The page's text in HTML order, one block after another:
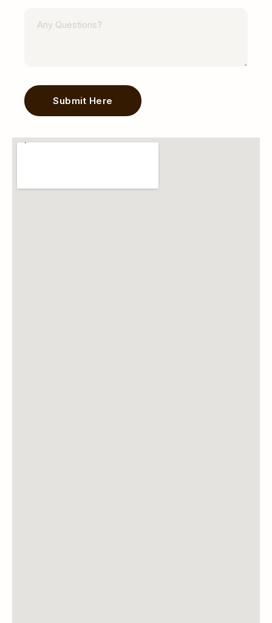
Submit Here
Alternative: